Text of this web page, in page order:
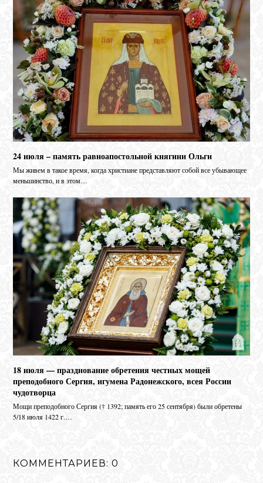
24 июля – память равноапостольной княгини Ольги
Мы живем в такое время, когда христиане представляют собой все убывающее
меньшинство, и в этом…
18 июля — празднование обретения честных мощей
преподобного Сергия, игумена Радонежского, всея России
чудотворца
Мо­щи пре­по­доб­но­го Сер­гия († 1392; па­мять его 25 сен­тяб­ря) бы­ли об­ре­те­ны
5/18 июля 1422 г.…
КОММЕНТАРИЕВ: 0